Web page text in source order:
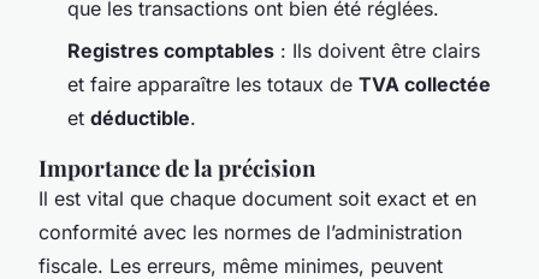
que les transactions ont bien été réglées.
Registres comptables : Ils doivent être clairs
et faire apparaître les totaux de TVA collectée
et déductible.
Importance de la précision
Il est vital que chaque document soit exact et en
conformité avec les normes de l’administration
fiscale. Les erreurs, même minimes, peuvent